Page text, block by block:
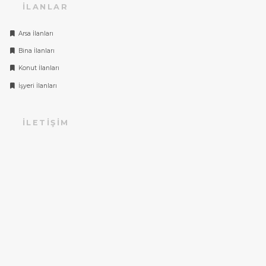
İLANLAR
Arsa İlanları
Bina İlanları
Konut İlanları
İşyeri İlanları
İLETIŞIM